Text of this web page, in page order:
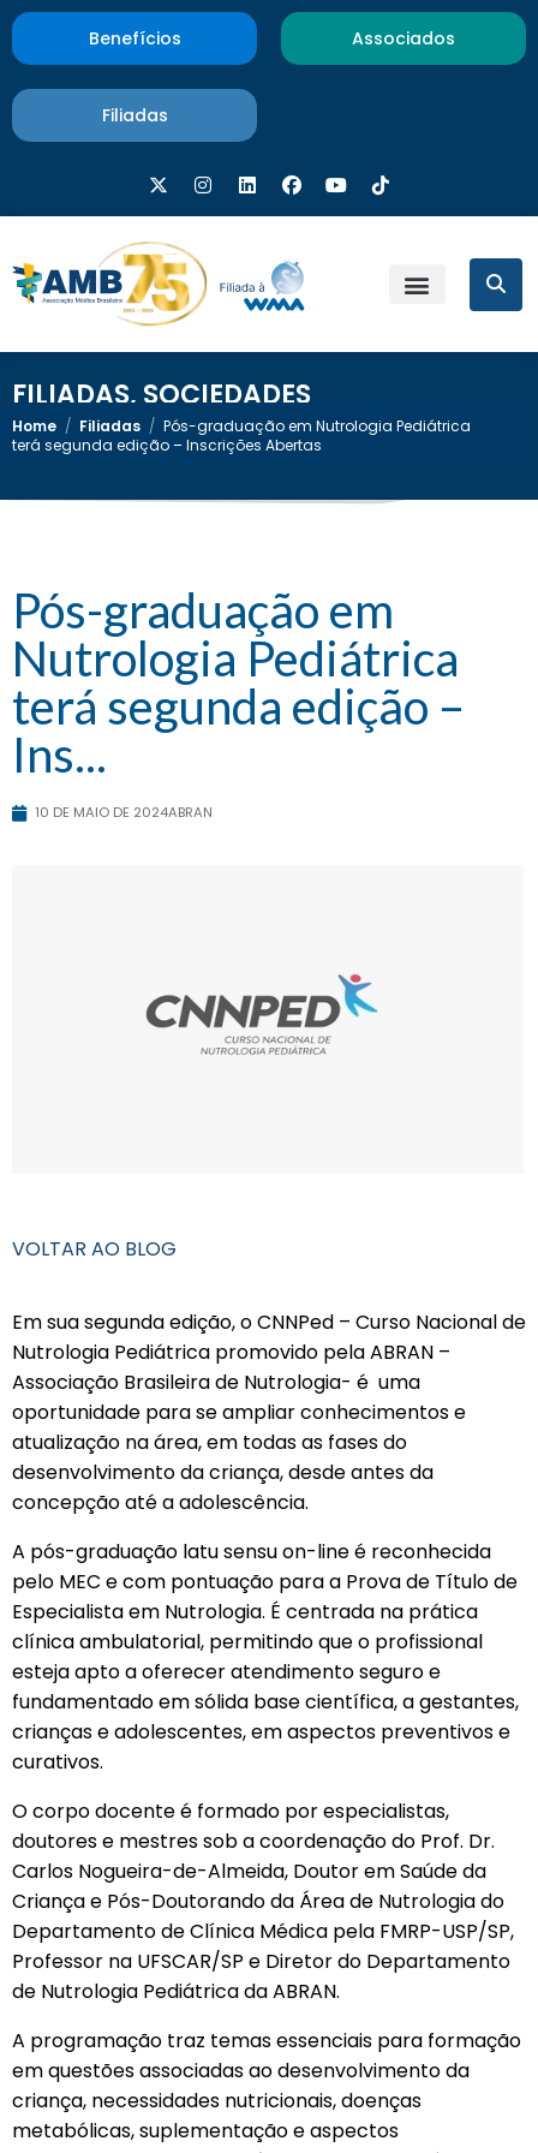
Benefícios Associados
Filiadas
FILIADAS, SOCIEDADES
Home / Filiadas / Pós-graduação em Nutrologia Pediátrica
terá segunda edição – Inscrições Abertas
Pós-graduação em
Nutrologia Pediátrica
terá segunda edição –
Ins...
10 DE MAIO DE 2024ABRAN
VOLTAR AO BLOG
Em sua segunda edição, o CNNPed – Curso Nacional de
Nutrologia Pediátrica promovido pela ABRAN –
Associação Brasileira de Nutrologia- é uma
oportunidade para se ampliar conhecimentos e
atualização na área, em todas as fases do
desenvolvimento da criança, desde antes da
concepção até a adolescência.
A pós-graduação latu sensu on-line é reconhecida
pelo MEC e com pontuação para a Prova de Título de
Especialista em Nutrologia. É centrada na prática
clínica ambulatorial, permitindo que o profissional
esteja apto a oferecer atendimento seguro e
fundamentado em sólida base científica, a gestantes,
crianças e adolescentes, em aspectos preventivos e
curativos.
O corpo docente é formado por especialistas,
doutores e mestres sob a coordenação do Prof. Dr.
Carlos Nogueira-de-Almeida, Doutor em Saúde da
Criança e Pós-Doutorando da Área de Nutrologia do
Departamento de Clínica Médica pela FMRP-USP/SP,
Professor na UFSCAR/SP e Diretor do Departamento
de Nutrologia Pediátrica da ABRAN.
A programação traz temas essenciais para formação
em questões associadas ao desenvolvimento da
criança, necessidades nutricionais, doenças
metabólicas, suplementação e aspectos